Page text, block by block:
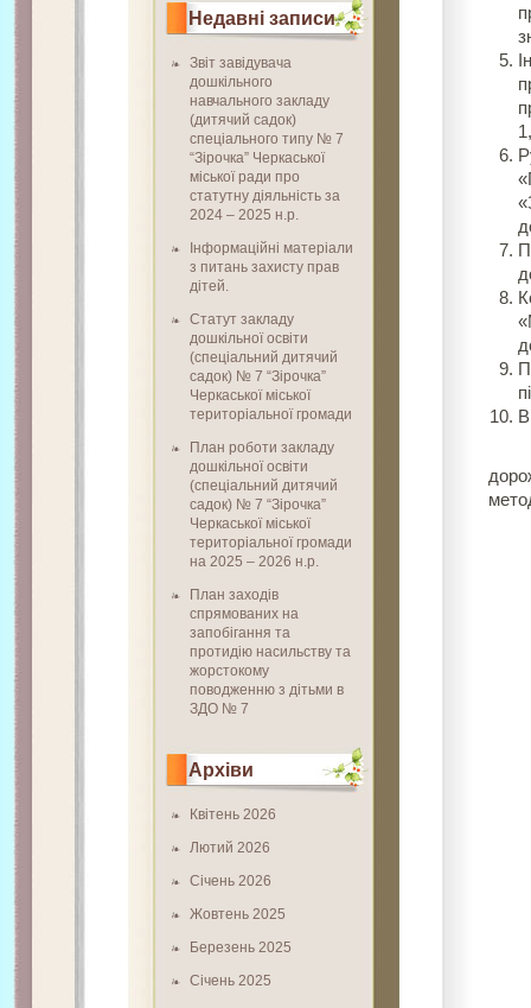
Недавні записи
Звіт завідувача
дошкільного
навчального закладу
(дитячий садок)
спеціального типу № 7
“Зірочка” Черкаської
міської ради про
статутну діяльність за
2024 – 2025 н.р.
Інформаційні матеріали
з питань захисту прав
дітей.
Статут закладу
дошкільної освіти
(спеціальний дитячий
садок) № 7 “Зірочка”
Черкаської міської
територіальної громади
План роботи закладу
дошкільної освіти
(спеціальний дитячий
садок) № 7 “Зірочка”
Черкаської міської
територіальної громади
на 2025 – 2026 н.р.
План заходів
спрямованих на
запобігання та
протидію насильству та
жорстокому
поводженню з дітьми в
ЗДО № 7
Архіви
Квітень 2026
Лютий 2026
Січень 2026
Жовтень 2025
Березень 2025
Січень 2025